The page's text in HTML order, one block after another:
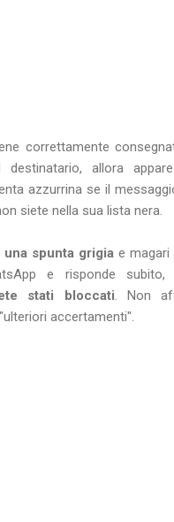
correttamente
allora
azzurrina se il
siete nella sua lista nera.
una spunta grigiae magari
e risponde subito,
stati bloccati. Non
accertamenti".